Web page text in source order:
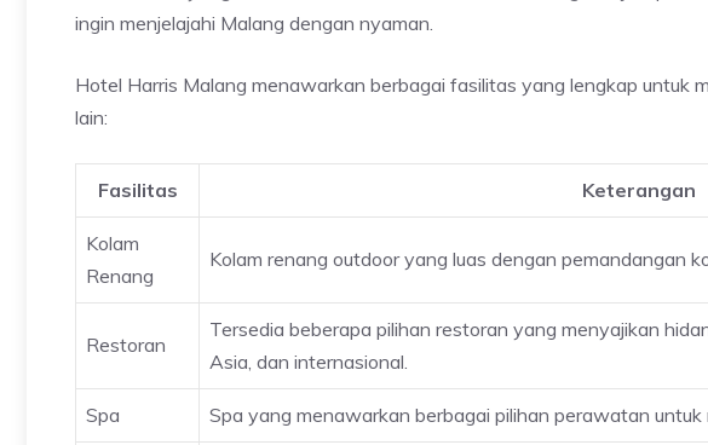
ingin menjelajahi Malang dengan nyaman.
Hotel Harris Malang menawarkan berbagai fasilitas yang lengkap untuk
lain:
Fasilitas Keterangan
Kolam
Renang
Kolam renang outdoor yang luas dengan pemandangan
Restoran
Tersedia beberapa pilihan restoran yang menyajikan
Asia, dan internasional.
Spa Spa yang menawarkan berbagai pilihan perawatan untuk